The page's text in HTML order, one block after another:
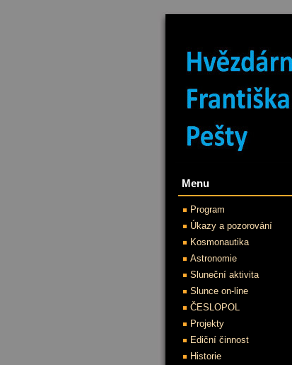
Menu
Program
Úkazy a pozorování
Kosmonautika
Astronomie
Sluneční aktivita
Slunce on-line
ČESLOPOL
Projekty
Ediční činnost
Historie